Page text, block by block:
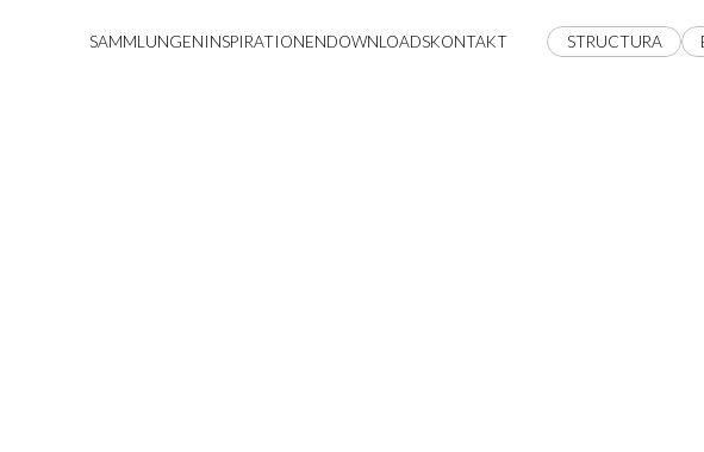
SAMMLUNGENINSPIRATIONENDOWNLOADSKONTAKT STRUCTURA